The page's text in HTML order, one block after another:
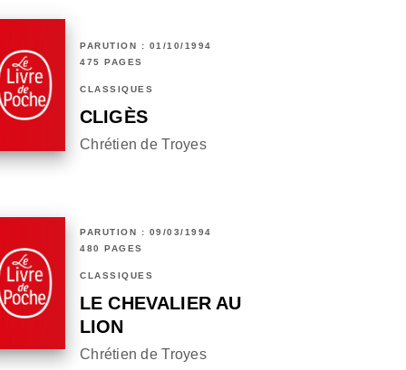
PARUTION : 01/10/1994
475 PAGES
CLASSIQUES
CLIGÈS
Chrétien de Troyes
PARUTION : 09/03/1994
480 PAGES
CLASSIQUES
LE CHEVALIER AU
LION
Chrétien de Troyes